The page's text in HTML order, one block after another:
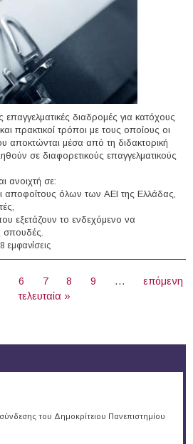
επαγγελματικές διαδρομές για κατόχους
πρακτικοί τρόποι με τους οποίους οι
αποκτώνται μέσα από τη διδακτορική
σε διαφορετικούς επαγγελματικούς
ανοιχτή σε:
αποφοίτους όλων των ΑΕΙ της Ελλάδας,
εξετάζουν το ενδεχόμενο να
σπουδές.
Career Workshop: «Οι Επαγγελματικές
ενός Διδάκτορα»
εμφανίσεις
6 7 8 9 …
επόμενη
τελευταία »
του Δημοκρίτειου Πανεπιστημίου